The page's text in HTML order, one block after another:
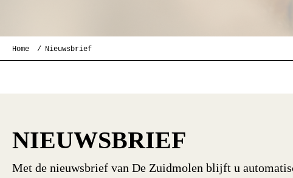
Home Nieuwsbrief
NIEUWSBRIEF
Met de nieuwsbrief van De Zuidmolen blijft u